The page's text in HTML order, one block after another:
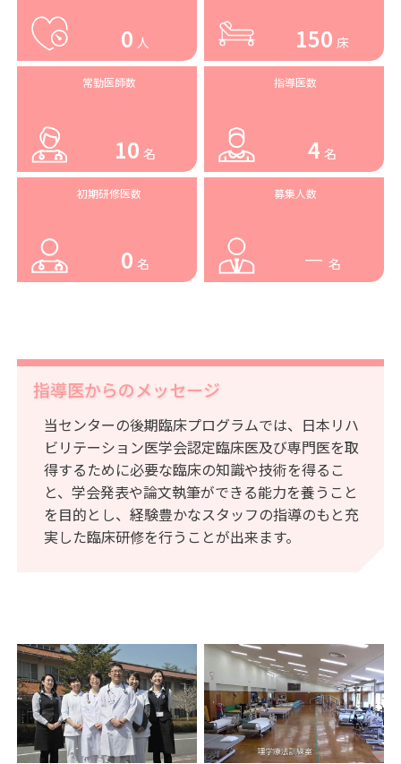
0 人 150 床
常勤医師数
10 名
指導医数
4 名
初期研修医数
0 名
募集人数
ー 名
指導医からのメッセージ
当センターの後期臨床プログラムでは、日本リハ
ビリテーション医学会認定臨床医及び専門医を取
得するために必要な臨床の知識や技術を得るこ
と、学会発表や論文執筆ができる能力を養うこと
を目的とし、経験豊かなスタッフの指導のもと充
実した臨床研修を行うことが出来ます。